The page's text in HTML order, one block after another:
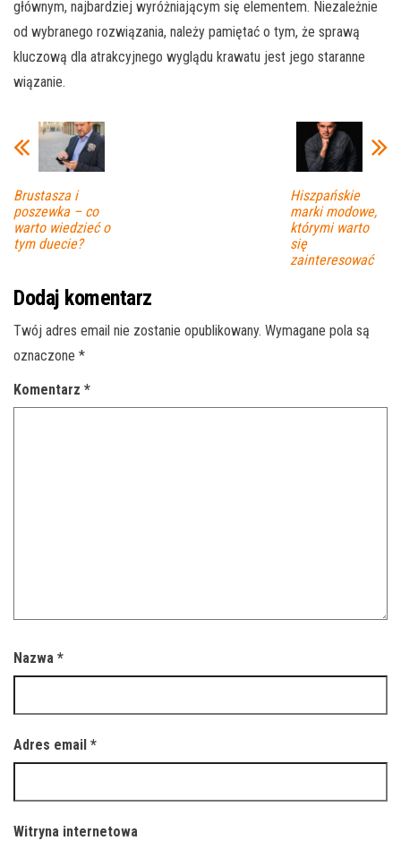
głównym, najbardziej wyróżniającym się elementem. Niezależnie
od wybranego rozwiązania, należy pamiętać o tym, że sprawą
kluczową dla atrakcyjnego wyglądu krawatu jest jego staranne
wiązanie.
Brustasza i
poszewka – co
warto wiedzieć o
tym duecie?
Hiszpańskie
marki modowe,
którymi warto
się
zainteresować
Dodaj komentarz
Twój adres email nie zostanie opublikowany. Wymagane pola są
oznaczone *
Komentarz *
Nazwa *
Adres email *
Witryna internetowa